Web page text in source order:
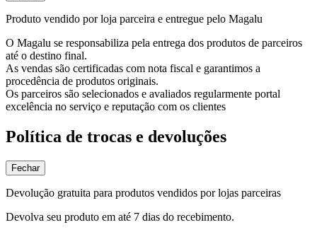
Produto vendido por loja parceira e entregue pelo Magalu
O Magalu se responsabiliza pela entrega dos produtos de parceiros
até o destino final.
As vendas são certificadas com nota fiscal e garantimos a
procedência de produtos originais.
Os parceiros são selecionados e avaliados regularmente portal
excelência no serviço e reputação com os clientes
Política de trocas e devoluções
Fechar
Devolução gratuita para produtos vendidos por lojas parceiras
Devolva seu produto em até 7 dias do recebimento.